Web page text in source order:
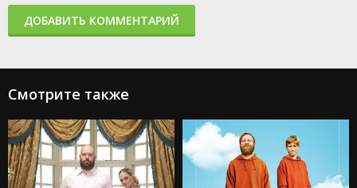
ДОБАВИТЬ КОММЕНТАРИЙ
Смотрите также